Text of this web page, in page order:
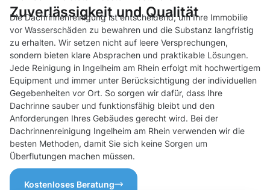
Zuverlässigkeit und Qualität
Die Dachrinnenreinigung ist entscheidend, um Ihre Immobilie
vor Wasserschäden zu bewahren und die Substanz langfristig
zu erhalten. Wir setzen nicht auf leere Versprechungen,
sondern bieten klare Absprachen und praktikable Lösungen.
Jede Reinigung in Ingelheim am Rhein erfolgt mit hochwertigem
Equipment und immer unter Berücksichtigung der individuellen
Gegebenheiten vor Ort. So sorgen wir dafür, dass Ihre
Dachrinne sauber und funktionsfähig bleibt und den
Anforderungen Ihres Gebäudes gerecht wird. Bei der
Dachrinnenreinigung Ingelheim am Rhein verwenden wir die
besten Methoden, damit Sie sich keine Sorgen um
Überflutungen machen müssen.
Kostenloses Beratung